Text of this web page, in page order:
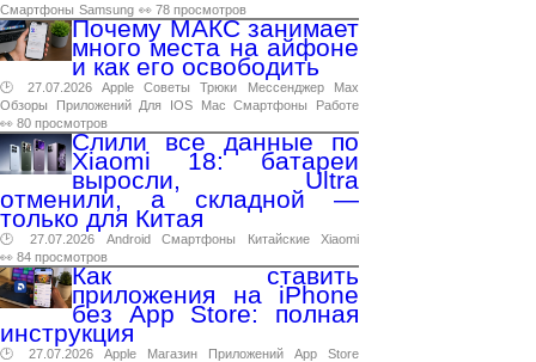
Смартфоны Samsung 👀 78 просмотров
Почему МАКС занимает
много места на айфоне
и как его освободить
🕑 27.07.2026 Apple Советы Трюки Мессенджер
Max
Обзоры
Приложений Для IOS Mac Смартфоны
Работе
👀 80 просмотров
Слили все данные по
Xiaomi 18: батареи
выросли, Ultra
отменили, а складной —
только для Китая
🕑 27.07.2026 Android Смартфоны Китайские
Xiaomi
👀 84 просмотров
Как ставить
приложения на iPhone
без App Store: полная
инструкция
🕑 27.07.2026 Apple Магазин Приложений App
Store